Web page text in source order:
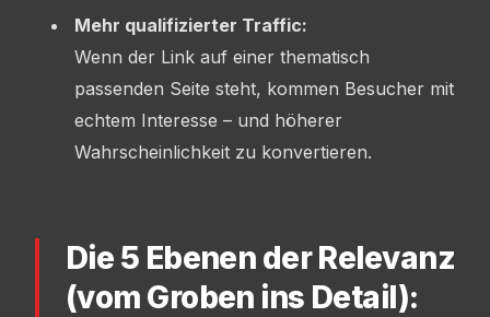
Mehr qualifizierter Traffic:
Wenn der Link auf einer thematisch
passenden Seite steht, kommen Besucher mit
echtem Interesse – und höherer
Wahrscheinlichkeit zu konvertieren.
Die 5 Ebenen der Relevanz
(vom Groben ins Detail):